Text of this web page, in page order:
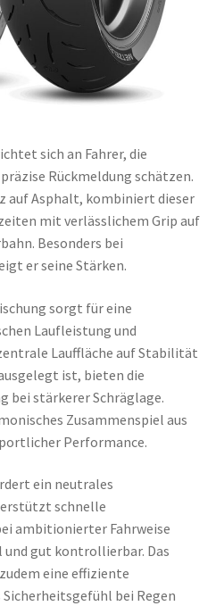
sich an Fahrer, die
Rückmeldung schätzen.
auf Asphalt, kombiniert dieser
mit verlässlichem Grip auf
Besonders bei
er seine Stärken.
sorgt für eine
Laufleistung und
Lauffläche auf Stabilität
ist, bieten die
bei stärkerer Schräglage.
Zusammenspiel aus
Performance.
ein neutrales
schnelle
ambitionierter Fahrweise
gut kontrollierbar. Das
eine effiziente
bei Regen